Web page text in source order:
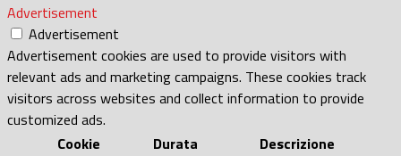
Advertisement
Advertisement
Advertisement cookies are used to provide visitors with
relevant ads and marketing campaigns. These cookies track
visitors across websites and collect information to provide
customized ads.
Cookie
Durata Descrizione